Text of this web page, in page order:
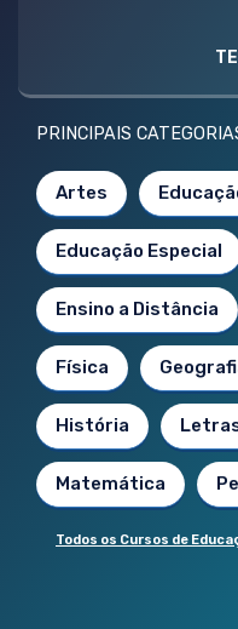
PRINCIPAIS
Artes
Educação Especial
Ensino a Distância
Física
História
Matemática
Todos os Cursos de